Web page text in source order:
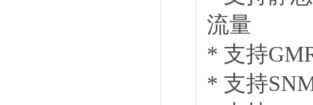
流量
* 支持
* 支持